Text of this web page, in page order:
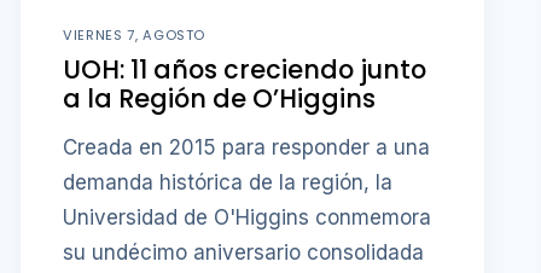
VIERNES 7, AGOSTO
UOH: 11 años creciendo junto
a la Región de O’Higgins
Creada en 2015 para responder a una
demanda histórica de la región, la
Universidad de O'Higgins conmemora
su undécimo aniversario consolidada